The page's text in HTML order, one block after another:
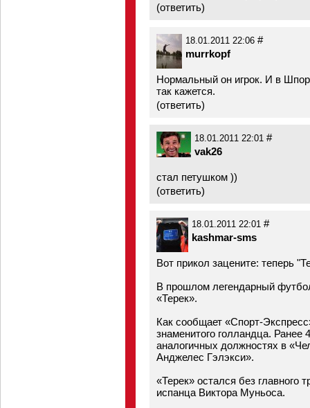
(ответить)
18.01.2011 22:06 #
murrkopf
Нормальный он игрок. И в
так кажется.
(ответить)
18.01.2011 22:01 #
vak26
стал петушком ))
(ответить)
18.01.2011 22:01 #
kashmar-sms
Вот прикол зацените: теперь
В прошлом легендарный
«Терек».
Как сообщает «Спорт-
знаменитого голландца. Ранее
аналогичных должностях в
Анджелес Гэлэкси».
«Терек» остался без главного
испанца Виктора Муньоса.